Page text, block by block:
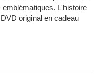
L'histoire
original en cadeau